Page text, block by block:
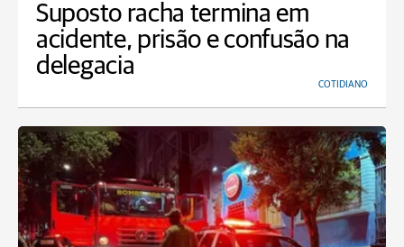
Suposto racha termina em
acidente, prisão e confusão na
delegacia
COTIDIANO